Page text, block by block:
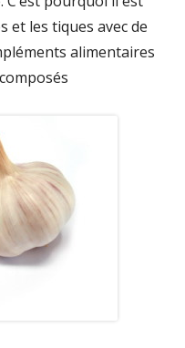
et les tiques avec de
alimentaires